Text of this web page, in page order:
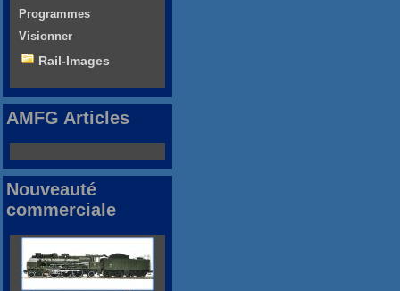
Programmes
Visionner
Rail-Images
AMFG Articles
Nouveauté
commerciale